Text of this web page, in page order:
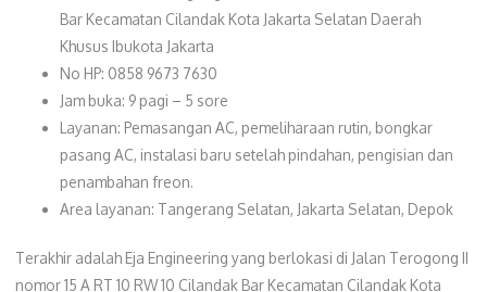
Bar Kecamatan Cilandak Kota Jakarta Selatan Daerah
Khusus Ibukota Jakarta
No HP: 0858 9673 7630
Jam buka: 9 pagi – 5 sore
Layanan: Pemasangan AC, pemeliharaan rutin, bongkar
pasang AC, instalasi baru setelah pindahan, pengisian dan
penambahan freon.
Area layanan: Tangerang Selatan, Jakarta Selatan, Depok
Terakhir adalah Eja Engineering yang berlokasi di Jalan Terogong II
nomor 15 A RT 10 RW 10 Cilandak Bar Kecamatan Cilandak Kota